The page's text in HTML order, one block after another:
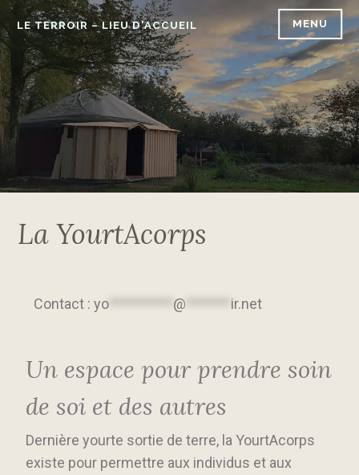
LE TERROIR – LIEU D'ACCUEIL MENU
La YourtAcorps
Contact :yo @ ir.net
Un espace pour prendre soin
de soi et des autres
Dernière yourte sortie de terre, la YourtAcorps
existe pour permettre aux individus et aux